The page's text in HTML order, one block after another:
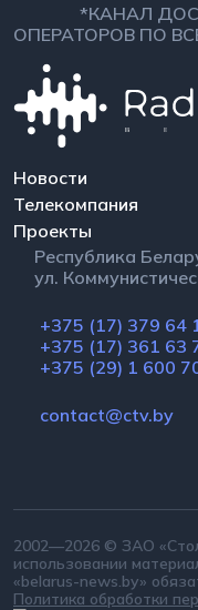
*КАНАЛ
ОПЕРАТОРОВ ПО
Новости
Телекомпания
Проекты
Республика
ул.
+375 (17) 379 64
+375 (17) 361 63
+375 (29) 1 600
contact@ctv.by
2002—2026 © ЗАО
использовании
«belarus-news.by»
Политика обработки